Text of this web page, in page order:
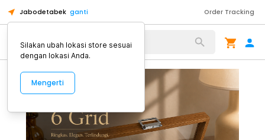
Jabodetabek ganti Order Tracking
Alat Kopi
Silakan ubah lokasi store sesuai
dengan lokasi Anda.
Mengerti